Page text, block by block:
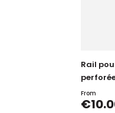
Rail
From
Price